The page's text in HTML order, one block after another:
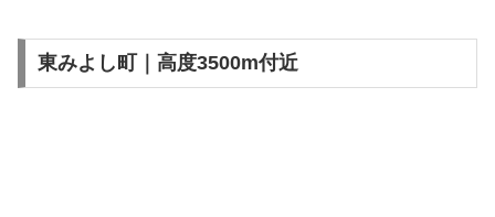
東みよし町｜高度3500m付近